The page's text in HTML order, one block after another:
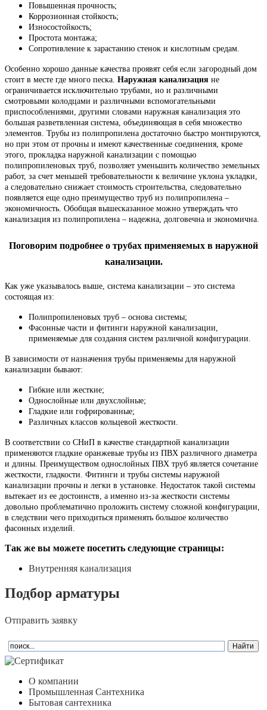
Повышенная прочность;
Коррозионная стойкость;
Износостойкость;
Простота монтажа;
Сопротивление к зарастанию стенок и кислотным средам.
Особенно хорошо данные качества проявят себя если загородный дом
стоит в месте где много песка. Наружная канализация не
ограничивается исключительно трубами, но и различными
смотровыми колодцами и различными вспомогательными
приспособлениями, другими словами наружная канализация это
большая разветвленная система, объединяющая в себя множество
элементов. Трубы из полипропилена достаточно быстро монтируются,
но при этом от прочны и имеют качественные соединения, кроме
этого, прокладка наружной канализации с помощью
полипропиленовых труб, позволяет уменьшить количество земельных
работ, за счет меньшей требовательности к величине уклона укладки,
а следовательно снижает стоимость строительства, следовательно
появляется еще одно преимущество труб из полипропилена –
экономичность. Обобщая вышесказанное можно утверждать что
канализация из полипропилена – надежна, долговечна и экономична.
Поговорим подробнее о трубах применяемых в наружной
канализации.
Как уже указывалось выше, система канализации – это система
состоящая из:
Полипропиленовых труб – основа системы;
Фасонные части и фитинги наружной канализации,
применяемые для создания систем различной конфигурации.
В зависимости от назначения трубы применяемы для наружной
канализации бывают:
Гибкие или жесткие;
Однослойные или двухслойные;
Гладкие или гофрированные;
Различных классов кольцевой жесткости.
В соответствии со СНиП в качестве стандартной канализации
применяются гладкие оранжевые трубы из ПВХ различного диаметра
и длины. Преимуществом однослойных ПВХ труб является сочетание
жесткости, гладкости. Фитинги и трубы системы наружной
канализации прочны и легки в установке. Недостаток такой системы
вытекает из ее достоинств, а именно из-за жесткости системы
довольно проблематично проложить систему сложной конфигурации,
в следствии чего приходиться применять большое количество
фасонных изделий.
Так же вы можете посетить следующие страницы:
Внутренняя канализация
Подбор арматуры
Отправить заявку
О компании
Промышленная Сантехника
Бытовая сантехника